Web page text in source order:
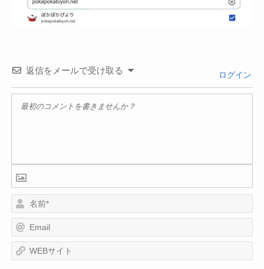
返信をメールで受け取る ログイン
前
m
a
E